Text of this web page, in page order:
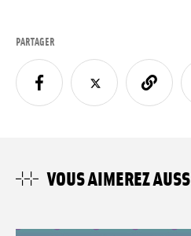
PARTAGER
VOUS AIMEREZ AUSSI